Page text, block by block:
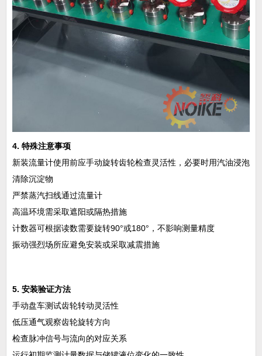
4. 特殊注意事项
新装流量计使用前应手动旋转齿轮检查灵活性，必要时用汽油浸泡
清除沉淀物
严禁蒸汽扫线通过流量计
高温环境需采取遮阳或隔热措施
计数器可根据读数需要旋转90°或180°，不影响测量精度
振动强烈场所应避免安装或采取减震措施
5. 安装验证方法
手动盘车测试齿轮转动灵活性
低压通气观察齿轮旋转方向
检查脉冲信号与流向的对应关系